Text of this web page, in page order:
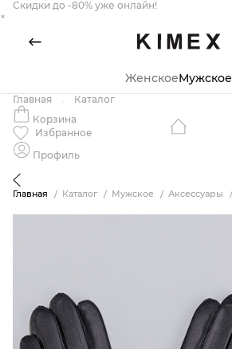
Скидки до -80% уже онлайн!
×
ЖенскоеМужское
Главная
Каталог
Корзина
Избранное
Профиль
Главная Каталог Мужское Аксессуары